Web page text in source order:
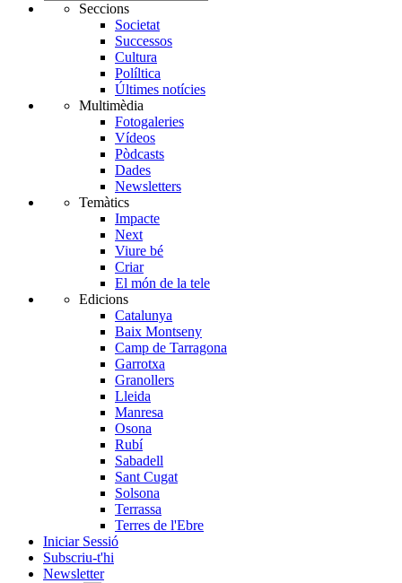
Seccions
Societat
Successos
Cultura
Políltica
Últimes notícies
Multimèdia
Fotogaleries
Vídeos
Pòdcasts
Dades
Newsletters
Temàtics
Impacte
Next
Viure bé
Criar
El món de la tele
Edicions
Catalunya
Baix Montseny
Camp de Tarragona
Garrotxa
Granollers
Lleida
Manresa
Osona
Rubí
Sabadell
Sant Cugat
Solsona
Terrassa
Terres de l'Ebre
Iniciar Sessió
Subscriu-t'hi
Newsletter